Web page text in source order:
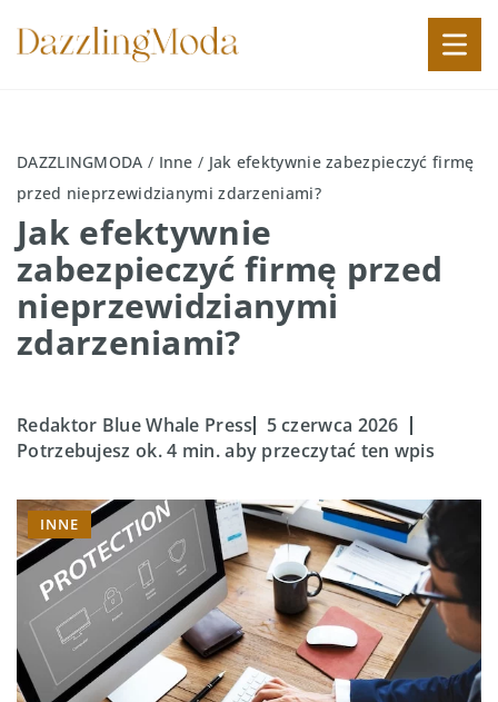
DAZZLINGMODA / Inne / Jak efektywnie zabezpieczyć firmę
przed nieprzewidzianymi zdarzeniami?
Jak efektywnie
zabezpieczyć firmę przed
nieprzewidzianymi
zdarzeniami?
Redaktor Blue Whale Press
5 czerwca 2026
Potrzebujesz ok. 4 min. aby przeczytać ten wpis
INNE